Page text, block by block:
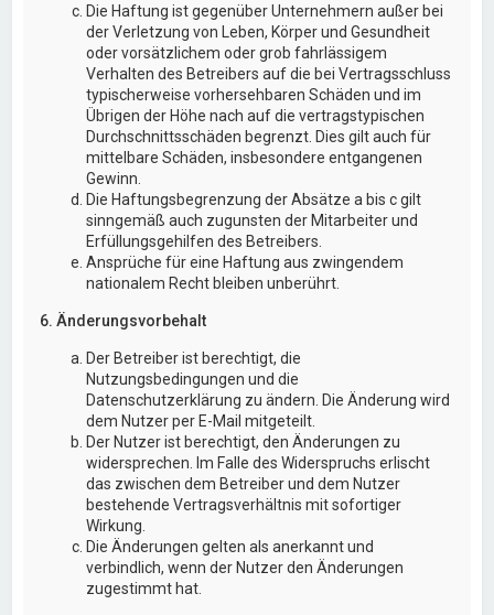
Die Haftung ist gegenüber Unternehmern außer bei
der Verletzung von Leben, Körper und Gesundheit
oder vorsätzlichem oder grob fahrlässigem
Verhalten des Betreibers auf die bei Vertragsschluss
typischerweise vorhersehbaren Schäden und im
Übrigen der Höhe nach auf die vertragstypischen
Durchschnittsschäden begrenzt. Dies gilt auch für
mittelbare Schäden, insbesondere entgangenen
Gewinn.
Die Haftungsbegrenzung der Absätze a bis c gilt
sinngemäß auch zugunsten der Mitarbeiter und
Erfüllungsgehilfen des Betreibers.
Ansprüche für eine Haftung aus zwingendem
nationalem Recht bleiben unberührt.
6. Änderungsvorbehalt
Der Betreiber ist berechtigt, die
Nutzungsbedingungen und die
Datenschutzerklärung zu ändern. Die Änderung wird
dem Nutzer per E-Mail mitgeteilt.
Der Nutzer ist berechtigt, den Änderungen zu
widersprechen. Im Falle des Widerspruchs erlischt
das zwischen dem Betreiber und dem Nutzer
bestehende Vertragsverhältnis mit sofortiger
Wirkung.
Die Änderungen gelten als anerkannt und
verbindlich, wenn der Nutzer den Änderungen
zugestimmt hat.